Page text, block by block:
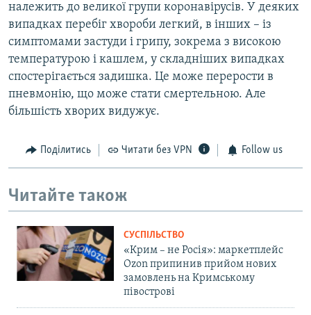
належить до великої групи коронавірусів. У деяких
випадках перебіг хвороби легкий, в інших – із
симптомами застуди і грипу, зокрема з високою
температурою і кашлем, у складніших випадках
спостерігається задишка. Це може перерости в
пневмонію, що може стати смертельною. Але
більшість хворих видужує.
Поділитись Читати без VPN Follow us
Читайте також
СУСПІЛЬСТВО
«Крим – не Росія»: маркетплейс
Ozon припинив прийом нових
замовлень на Кримському
півострові